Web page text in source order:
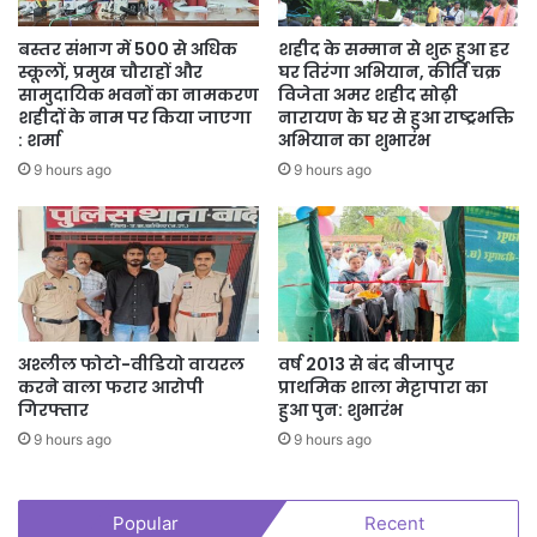
बस्तर संभाग में 500 से अधिक
स्कूलों, प्रमुख चौराहों और
सामुदायिक भवनों का नामकरण
शहीदों के नाम पर किया जाएगा
: शर्मा
9 hours ago
शहीद के सम्मान से शुरू हुआ हर
घर तिरंगा अभियान, कीर्ति चक्र
विजेता अमर शहीद सोढ़ी
नारायण के घर से हुआ राष्ट्रभक्ति
अभियान का शुभारंभ
9 hours ago
अश्लील फोटो-वीडियो वायरल
करने वाला फरार आरोपी
गिरफ्तार
9 hours ago
वर्ष 2013 से बंद बीजापुर
प्राथमिक शाला मेट्टापारा का
हुआ पुन: शुभारंभ
9 hours ago
Popular Recent